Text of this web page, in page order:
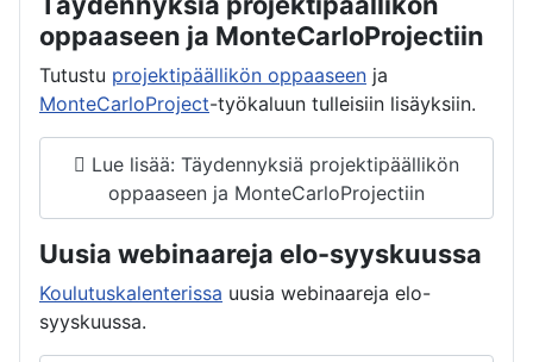
oppaaseen ja MonteCarloProjectiin
Tutustu projektipäällikön oppaaseen ja
MonteCarloProject-työkaluun tulleisiin lisäyksiin.
Lue lisää: Täydennyksiä projektipäällikön
oppaaseen ja MonteCarloProjectiin
Uusia webinaareja elo-syyskuussa
Koulutuskalenterissa uusia webinaareja elo-
syyskuussa.